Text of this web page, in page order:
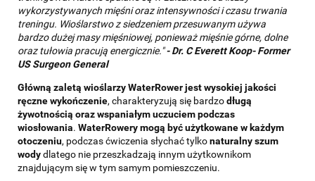
wykorzystywanych mięśni oraz intensywności i czasu trwania
treningu. Wioślarstwo z siedzeniem przesuwanym używa
bardzo dużej masy mięśniowej, ponieważ mięśnie górne, dolne
oraz tułowia pracują energicznie."-Dr. C Everett Koop- Former
US Surgeon General
Główną zaletą wioślarzy WaterRower jest wysokiej jakości
ręczne wykończenie, charakteryzują się bardzodługą
żywotnością oraz wspaniałym uczuciem podczas
wiosłowania. WaterRowery mogą być użytkowane w każdym
otoczeniu, podczas ćwiczenia słychać tylkonaturalny szum
wodydlatego nie przeszkadzają innym użytkownikom
znajdującym się w tym samym pomieszczeniu.